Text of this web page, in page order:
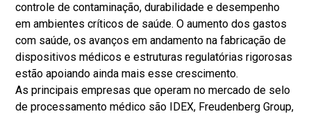
controle de contaminação, durabilidade e desempenho
em ambientes críticos de saúde. O aumento dos gastos
com saúde, os avanços em andamento na fabricação de
dispositivos médicos e estruturas regulatórias rigorosas
estão apoiando ainda mais esse crescimento.
As principais empresas que operam no mercado de selo
de processamento médico são IDEX, Freudenberg Group,